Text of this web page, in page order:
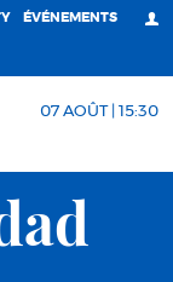
ÉVÉNEMENTS
07 AOÛT | 15:30